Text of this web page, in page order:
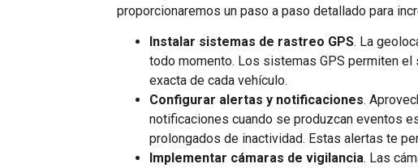
proporcionaremos un paso a paso detallado para
Instalar sistemas de rastreo GPS. La
todo momento. Los sistemas GPS permiten
exacta de cada vehículo.
Configurar alertas y notificaciones.
notificaciones cuando se produzcan eventos
prolongados de inactividad. Estas alertas te
Implementar cámaras de vigilancia. Las